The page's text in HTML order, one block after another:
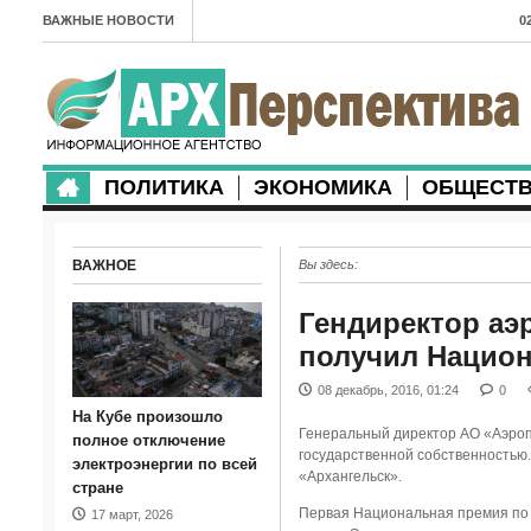
ВАЖНЫЕ НОВОСТИ
ПОЛИТИКА ЭКОНОМИКА
Вы здесь:
Гендиректор
получил
08 декабрь, 2016, 01:24 0
Генеральный директор АО
государственной
«Архангельск».
Первая Национальная премия по
ВАЖНОЕ
На Кубе произошло
полное отключение
электроэнергии по всей
стране
17 март, 2026